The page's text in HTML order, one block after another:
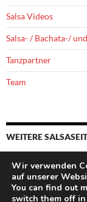
Salsa Videos
Salsa- / Bachata-/
Tanzpartner
Team
WEITERE
Wir verwenden
auf unserer
You can find out
switch them off in